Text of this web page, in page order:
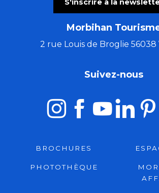
S'inscrire à la
Morbihan
2 rue Louis de Broglie 56038
Suivez-nous
BROCHURES
PHOTOTHÈQUE